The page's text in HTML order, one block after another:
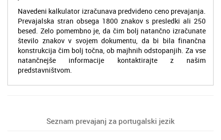
Navedeni kalkulator izračunava predvideno ceno prevajanja.
Prevajalska stran obsega 1800 znakov s presledki ali 250
besed. Zelo pomembno je, da čim bolj natančno izračunate
število znakov v svojem dokumentu, da bi bila finančna
konstrukcija čim bolj točna, ob majhnih odstopanjih. Za vse
natančnejše informacije kontaktirajte z našim
predstavništvom.
Seznam prevajanj za portugalski jezik